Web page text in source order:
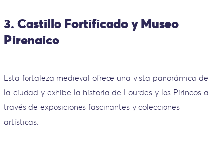
3. Castillo Fortificado y Museo
Pirenaico
Esta fortaleza medieval ofrece una vista panorámica de
la ciudad y exhibe la historia de Lourdes y los Pirineos a
través de exposiciones fascinantes y colecciones
artísticas.